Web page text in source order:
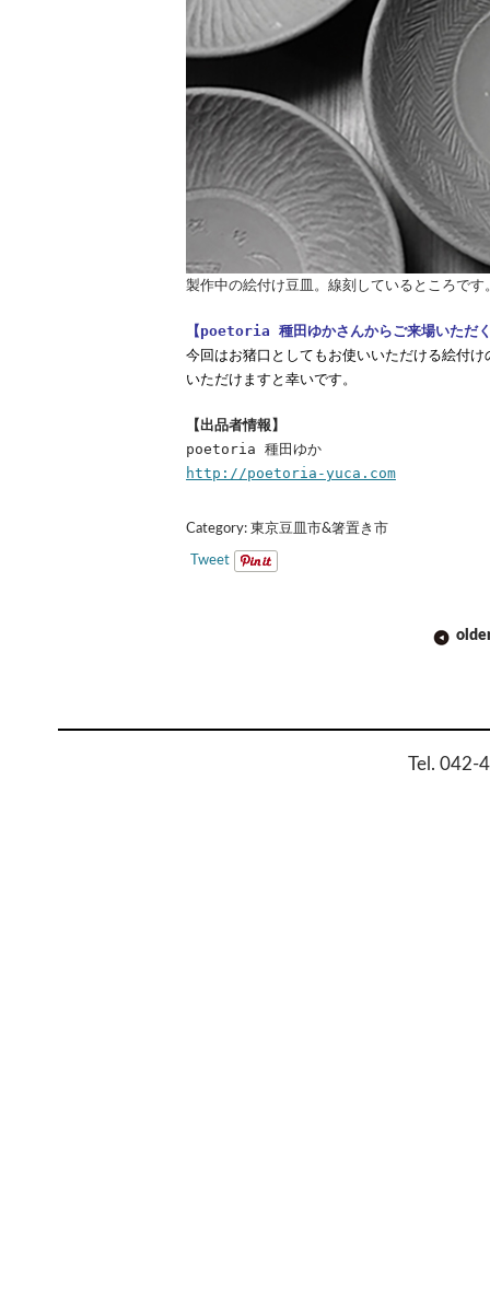
製作中の絵付け豆皿。線刻しているところです
【poetoria 種田ゆかさんからご来場いただ
今回はお猪口としてもお使いいただける絵付
いただけますと幸いです。
【出品者情報】
poetoria 種田ゆか
http://poetoria-yuca.com
Category: 東京豆皿市&箸置き市
Tweet
Tel. 042-